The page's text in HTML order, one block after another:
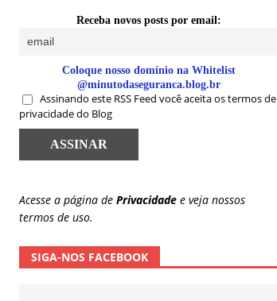
Receba novos posts por email:
Coloque nosso domínio na Whitelist
@minutodaseguranca.blog.br
Assinando este RSS Feed você aceita os termos de
privacidade do Blog
Acesse a página de Privacidade e veja nossos
termos de uso.
SIGA-NOS FACEBOOK